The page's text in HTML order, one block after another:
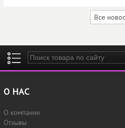
Все
Введите ключевые слова для
О НАС
О компании
Отзывы